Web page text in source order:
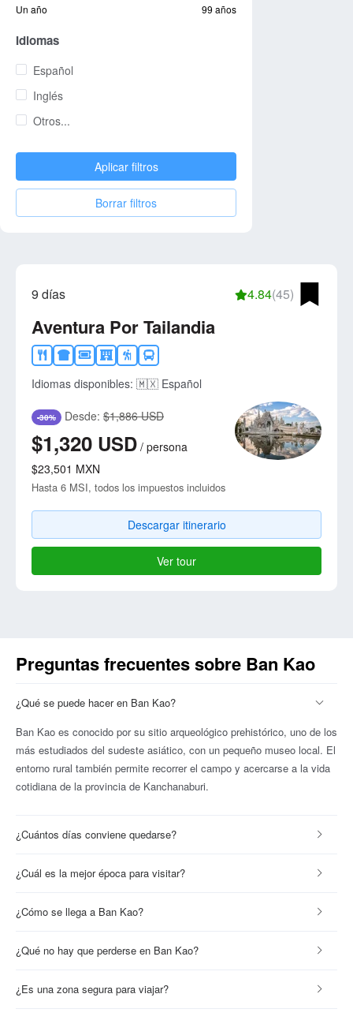
Un año
99 años
Idiomas
Español
Inglés
Otros...
Aplicar filtros
Borrar filtros
9 días 4.84(45)
Aventura Por Tailandia
Idiomas disponibles: 🇲🇽 Español
-30% Desde: $1,886 USD
$1,320 USD / persona
$23,501 MXN
Hasta 6 MSI, todos los impuestos incluidos
Descargar itinerario
Ver tour
Preguntas frecuentes sobre Ban Kao
¿Qué se puede hacer en Ban Kao?
Ban Kao es conocido por su sitio arqueológico prehistórico, uno de los
más estudiados del sudeste asiático, con un pequeño museo local. El
entorno rural también permite recorrer el campo y acercarse a la vida
cotidiana de la provincia de Kanchanaburi.
¿Cuántos días conviene quedarse?
¿Cuál es la mejor época para visitar?
¿Cómo se llega a Ban Kao?
¿Qué no hay que perderse en Ban Kao?
¿Es una zona segura para viajar?